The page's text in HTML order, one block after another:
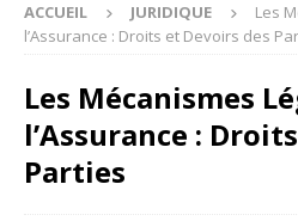
ACCUEIL JURIDIQUE
Les
l’Assurance : Droits et Devoirs des
Les Mécanismes
l’Assurance :
Parties